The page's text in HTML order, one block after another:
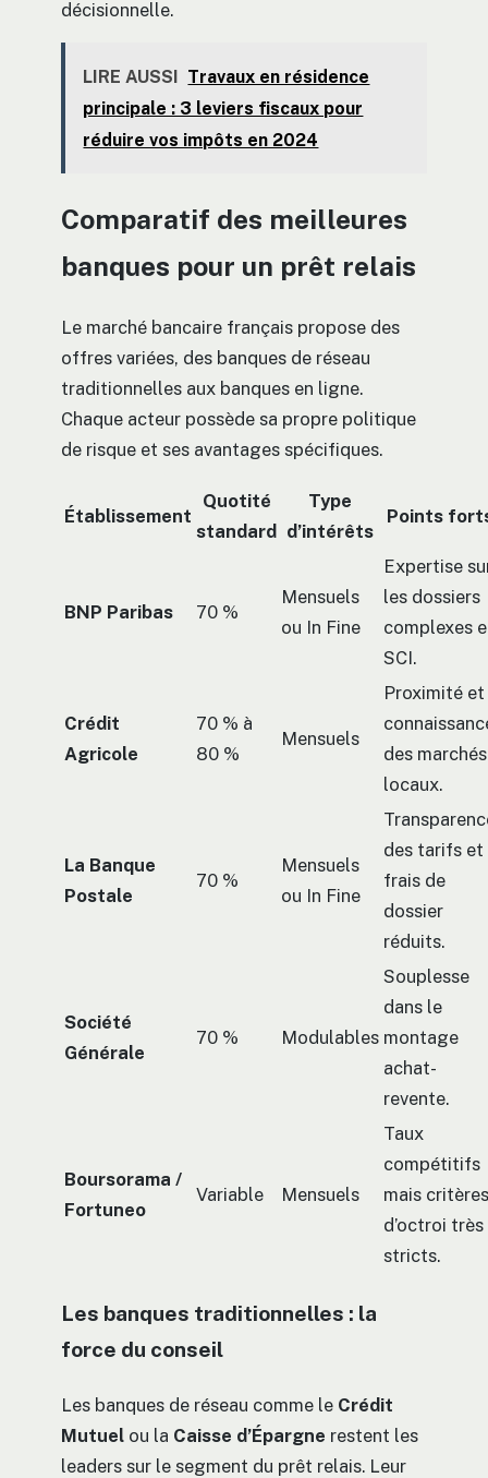
décisionnelle.
LIRE AUSSI Travaux en résidence
principale : 3 leviers fiscaux pour
réduire vos impôts en 2024
Comparatif des meilleures
banques pour un prêt relais
Le marché bancaire français propose des
offres variées, des banques de réseau
traditionnelles aux banques en ligne.
Chaque acteur possède sa propre politique
de risque et ses avantages spécifiques.
Établissement
Quotité
standard
Type
d’intérêts
Points
BNP Paribas 70 %
Mensuels
ou In Fine
Expertise
les dossiers
complexes
SCI.
Crédit
Agricole
70 % à
80 %
Mensuels
Proximité et
des marchés
locaux.
La Banque
Postale
70 %
Mensuels
ou In Fine
des tarifs et
frais de
dossier
réduits.
Société
Générale
70 % Modulables
Souplesse
dans le
montage
achat-
revente.
Boursorama /
Fortuneo
Variable Mensuels
Taux
compétitifs
mais critères
d’octroi très
stricts.
Les banques traditionnelles : la
force du conseil
Les banques de réseau comme le Crédit
Mutuel ou la Caisse d’Épargne restent les
leaders sur le segment du prêt relais. Leur